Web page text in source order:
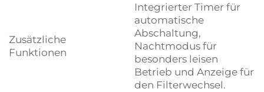
Zusätzliche
Funktionen
Integrierter Timer für
automatische
Abschaltung,
Nachtmodus für
besonders leisen
Betrieb und Anzeige für
den Filterwechsel.